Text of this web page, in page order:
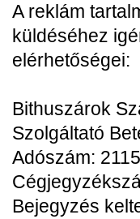
A reklám
küldéséhez
elérhetőségei:
Bithuszárok
Szolgáltató
Adószám:
Bejegyzés